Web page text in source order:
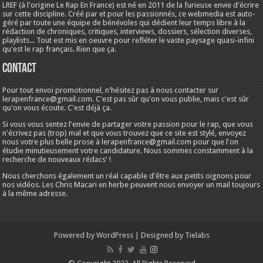
LREF (à l'origine Le Rap En France) est né en 2011 de la furieuse envie d'écrire
sur cette discipline. Créé par et pour les passionnés, ce webmedia est auto-
géré par toute une équipe de bénévoles qui dédient leur temps libre à la
rédaction de chroniques, critiques, interviews, dossiers, sélection diverses,
playlists... Tout est mis en oeuvre pour refléter le vaste paysage quasi-infini
qu'est le rap français. Rien que ça.
Contact
Pour tout envoi promotionnel, n'hésitez pas à nous contacter sur
lerapenfrance@gmail.com. C'est pas sûr qu'on vous publie, mais c'est sûr
qu'on vous écoute. C'est déjà ça.
Si vous vous sentez l'envie de partager votre passion pour le rap, que vous
n'écrivez pas (trop) mal et que vous trouvez que ce site est stylé, envoyez
nous votre plus belle prose à lerapenfrance@gmail.com pour que l'on
étudie minutieusement votre candidature. Nous sommes constamment à la
recherche de nouveaux rédacs' !
Nous cherchons également un réal capable d'être aux petits oignons pour
nos vidéos. Les Chris Macari en herbe peuvent nous envoyer un mail toujours
à la même adresse.
Powered by WordPress| Designed by Tielabs